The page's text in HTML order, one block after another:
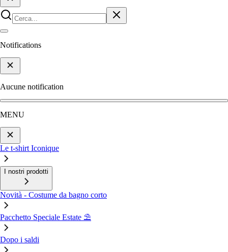
Notifications
Aucune notification
MENU
Le t-shirt Iconique
I nostri prodotti
Novità - Costume da bagno corto
Pacchetto Speciale Estate ⛱️
Dopo i saldi